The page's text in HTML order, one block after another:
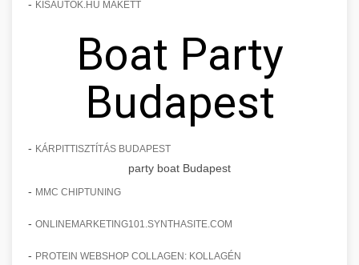
- KISAUTOK.HU MAKETT
Boat Party
Budapest
- KÁRPITTISZTÍTÁS BUDAPEST
party boat Budapest
- MMC CHIPTUNING
- ONLINEMARKETING101.SYNTHASITE.COM
- PROTEIN WEBSHOP COLLAGEN: KOLLAGÉN